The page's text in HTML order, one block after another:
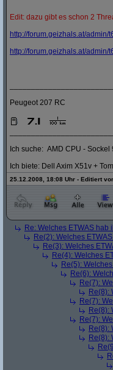
Edit: dazu gibt es schon 2
http://forum.geizhals.at/admin/
http://forum.geizhals.at/admin/
Peugeot 207 RC
Ich suche: AMD CPU - Sockel
Ich biete: Dell Axim X51v +
25.12.2008, 18:08 Uhr - Editiert
Re: Welches ETWAS hab
Re(2): Welches
Re(3): Welches
Re(4): Welches
Re(5):
Re(6):
Re(7):
Re(8):
Re(7):
Re(8):
Re(7):
Re(8):
Re(8):